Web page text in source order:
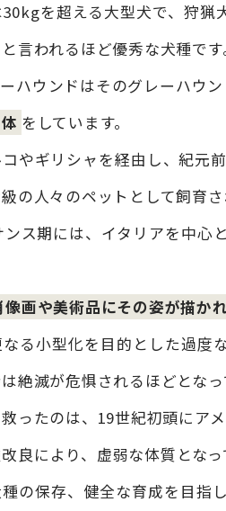
を超える大型犬で、狩
言われるほど優秀な犬種です
ハウンドはそのグレーハウ
をしています。
やギリシャを経由し、紀元
の人々のペットとして飼育さ
ス期には、イタリアを中心
画や美術品にその姿が描か
る小型化を目的とした過
絶滅が危惧されるほどとなっ
ったのは、19世紀初頭にア
良により、虚弱な体質とな
の保存、健全な育成を目指